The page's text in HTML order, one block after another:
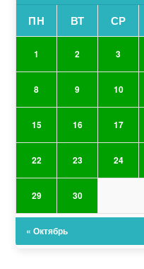
ПН ВТ СР
1 2 3
8 9 10
15 16 17
22 23 24
29 30
« Октябрь